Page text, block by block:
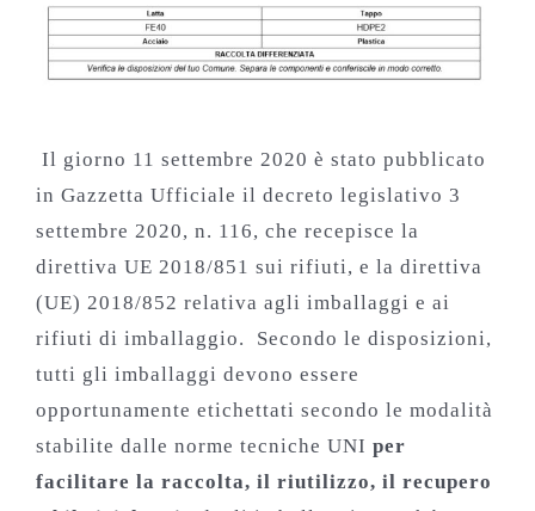
Il giorno 11 settembre 2020 è stato pubblicato
in Gazzetta Ufficiale il decreto legislativo 3
settembre 2020, n. 116, che recepisce la
direttiva UE 2018/851 sui rifiuti, e la direttiva
(UE) 2018/852 relativa agli imballaggi e ai
rifiuti di imballaggio. Secondo le disposizioni,
tutti gli imballaggi devono essere
opportunamente etichettati secondo le modalità
stabilite dalle norme tecniche UNI per
facilitare la raccolta, il riutilizzo, il recupero